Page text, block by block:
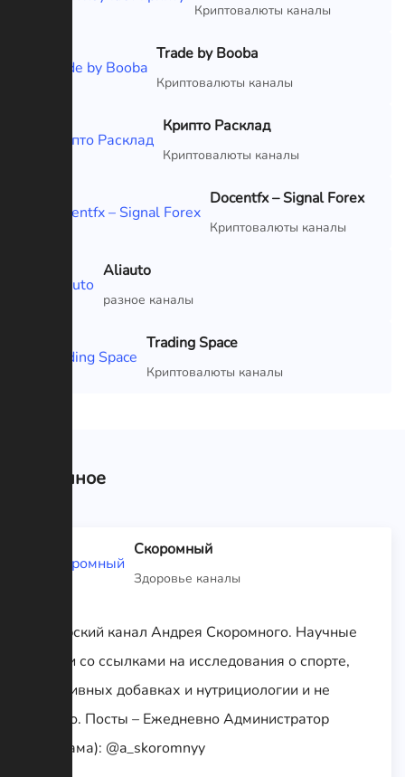
Криптовалюты каналы
Trade by Booba
Криптовалюты каналы
Крипто Расклад
Криптовалюты каналы
Docentfx – Signal Forex
Криптовалюты каналы
Aliauto
разное каналы
Trading Space
Криптовалюты каналы
Связанное
Скоромный
Здоровье каналы
Авторский канал Андрея Скоромного. Научные
статьи со ссылками на исследования о спорте,
спортивных добавках и нутрициологии и не
только. Посты – Ежедневно Администратор
(реклама): @a_skoromnyy